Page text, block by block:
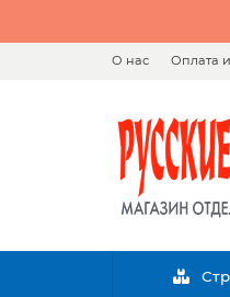
О нас Оплата